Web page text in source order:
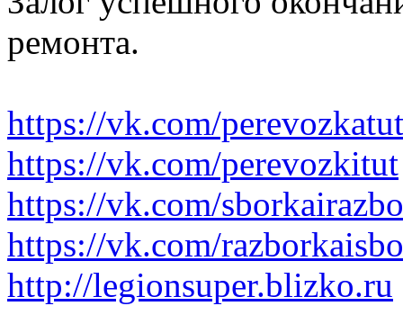
ремонта.
https://vk.com/perevozkatut
https://vk.com/perevozkitut
https://vk.com/
https://vk.com/
http://legionsuper.blizko.ru